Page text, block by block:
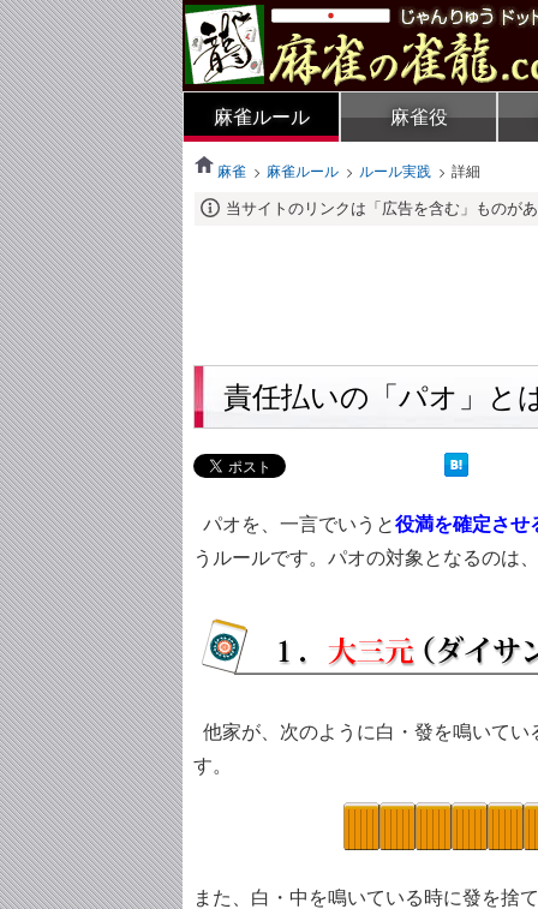
麻雀ルール 麻雀役
麻雀 麻雀ルール ルール実践 詳細
当サイトのリンクは「広告を含む」ものが
責任払いの「パオ」と
パオを、一言でいうと役満を確定させ
うルールです。パオの対象となるのは
他家が、次のように白・發を鳴いて
す。
また、白・中を鳴いている時に發を捨